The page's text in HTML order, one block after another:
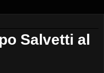
Salvetti al